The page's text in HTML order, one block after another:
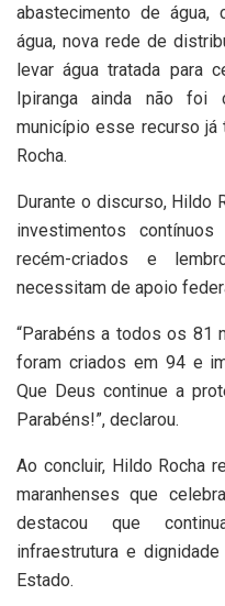
abastecimento de água,
água, nova rede de
levar água tratada para
Ipiranga ainda não foi
município esse recurso já
Rocha.
Durante o discurso, Hildo
investimentos
recém-criados e
necessitam de apoio
“Parabéns a todos os 81
foram criados em 94 e
Que Deus continue a
Parabéns!”, declarou.
Ao concluir, Hildo Rocha
maranhenses que
destacou que
infraestrutura e
Estado.